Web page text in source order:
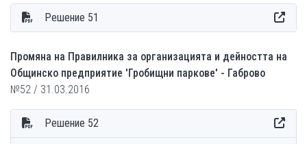
Решение 51
Промяна на Правилника за организацията и дейността на
Общинско предприятие 'Гробищни паркове' - Габрово
№52 / 31.03.2016
Решение 52